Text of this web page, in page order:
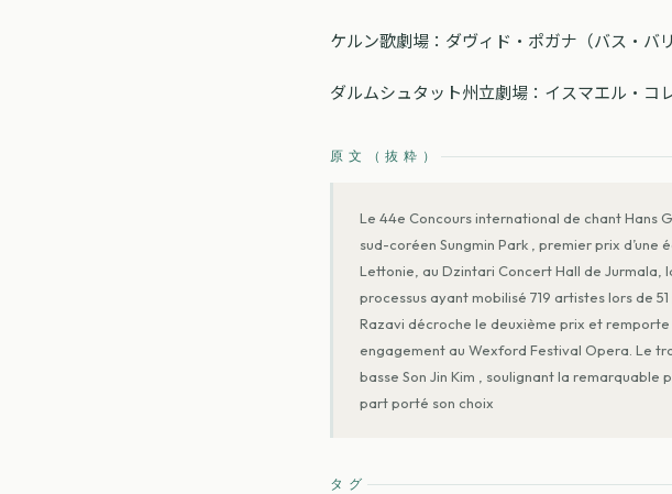
ケルン歌劇場：ダヴィド・ポガナ（バス・バ
ダルムシュタット州立劇場：イスマエル・コ
原文（抜粋）
Le 44e Concours international de chant Hans
sud-coréen Sungmin Park , premier prix d’une
Lettonie, au Dzintari Concert Hall de Jurmala,
processus ayant mobilisé 719 artistes lors de
Razavi décroche le deuxième prix et
engagement au Wexford Festival Opera. Le
basse Son Jin Kim , soulignant la
part porté son choix
タグ